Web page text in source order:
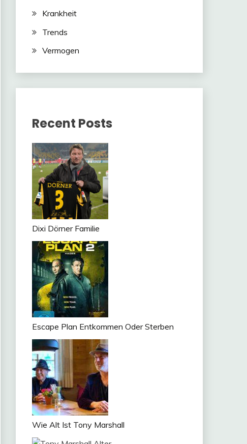
Krankheit
Trends
Vermogen
Recent Posts
Dixi Dörner Familie
Escape Plan Entkommen Oder Sterben
Wie Alt Ist Tony Marshall